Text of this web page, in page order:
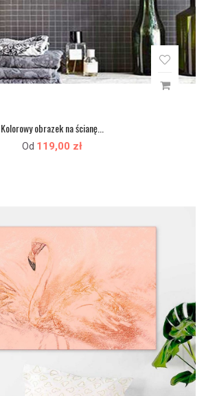
Kolorowy obrazek na ścianę...
Od 119,00 zł